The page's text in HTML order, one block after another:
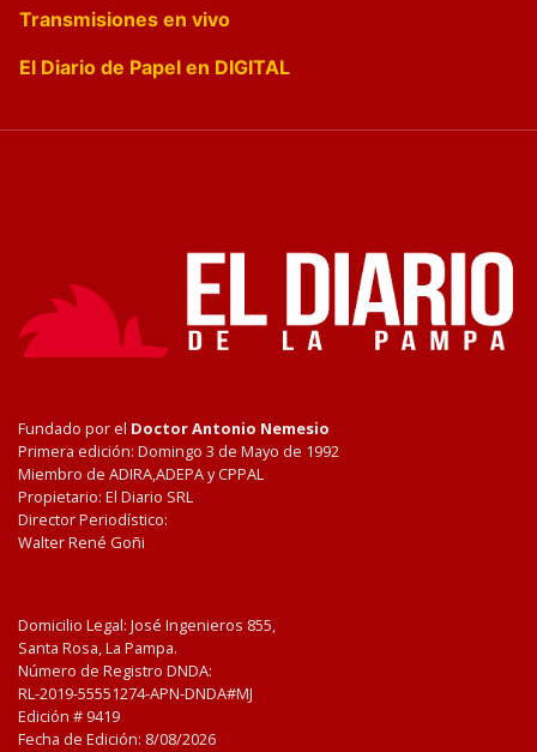
Transmisiones en vivo
El Diario de Papel en DIGITAL
Fundado por el Doctor Antonio Nemesio
Primera edición: Domingo 3 de Mayo de 1992
Miembro de ADIRA,ADEPA y CPPAL
Propietario: El Diario SRL
Director Periodístico:
Walter René Goñi
Domicilio Legal: José Ingenieros 855,
Santa Rosa, La Pampa.
Número de Registro DNDA:
RL-2019-55551274-APN-DNDA#MJ
Edición # 9419
Fecha de Edición: 8/08/2026